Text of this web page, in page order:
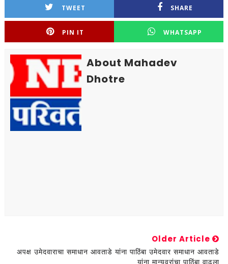
TWEET SHARE
PIN IT WHATSAPP
About Mahadev
Dhotre
Older Article
अपक्ष उमेदवाराचा समाधान आवताडे यांना पाठिंबा उमेदवार समाधान आवताडे
यांना मान्यवरांचा पाठिंबा वाढला